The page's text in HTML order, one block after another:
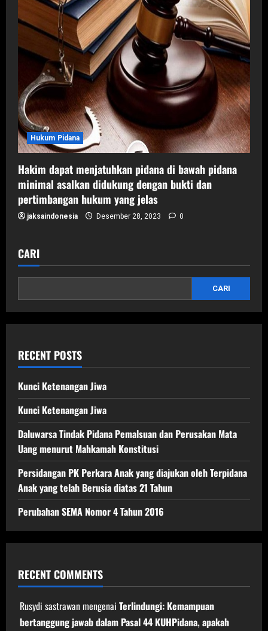
Hukum Pidana
Hakim dapat menjatuhkan pidana di bawah pidana
minimal asalkan didukung dengan bukti dan
pertimbangan hukum yang jelas
jaksaindonesia Desember 28, 2023 0
CARI
CARI
RECENT POSTS
Kunci Ketenangan Jiwa
Kunci Ketenangan Jiwa
Daluwarsa Tindak Pidana Pemalsuan dan Perusakan Mata
Uang menurut Mahkamah Konstitusi
Persidangan PK Perkara Anak yang diajukan oleh Terpidana
Anak yang telah Berusia diatas 21 Tahun
Perubahan SEMA Nomor 4 Tahun 2016
RECENT COMMENTS
Rusydi sastrawanmengenai Terlindungi: Kemampuan
bertanggung jawab dalam Pasal 44 KUHPidana, apakah